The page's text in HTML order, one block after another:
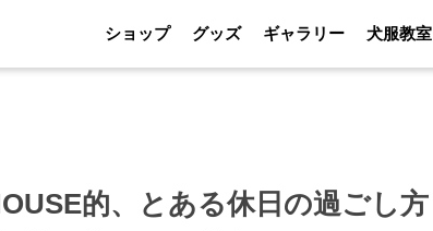
ショップ グッズ ギャラリー 犬服教室
的、とある休日の過ごし方